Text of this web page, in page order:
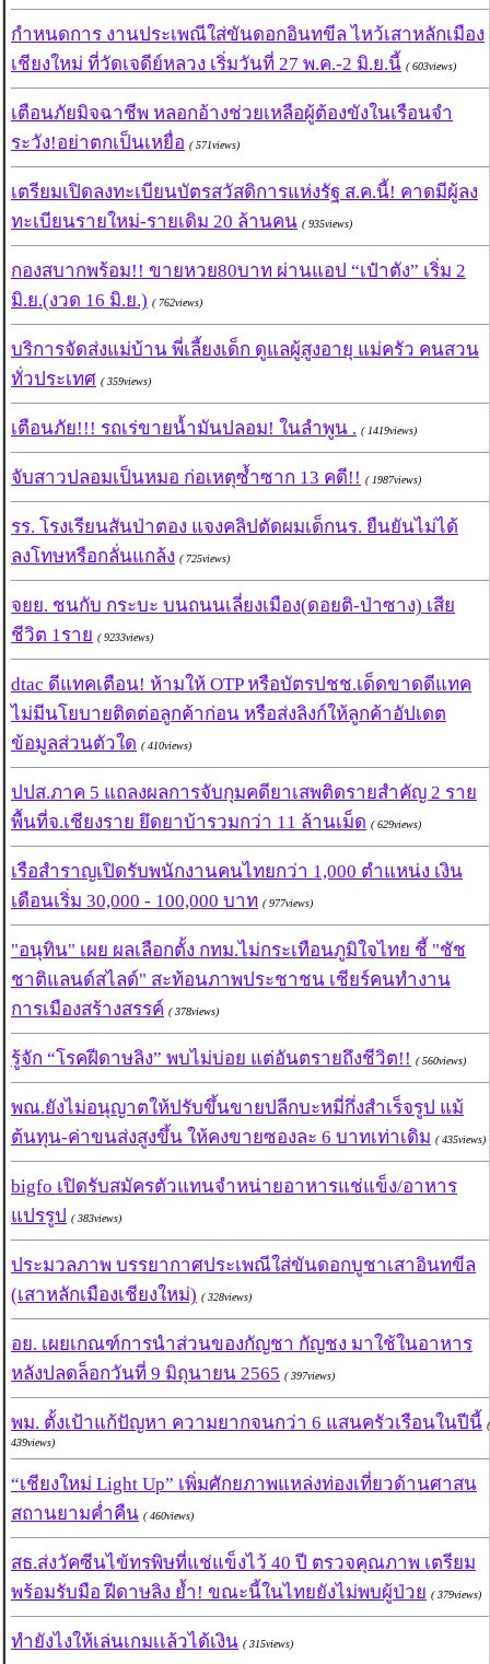
กำหนดการ งานประเพณีใส่ขันดอกอินทขีล ไหว้เสาหลักเมือง
เชียงใหม่ ที่วัดเจดีย์หลวง เริ่มวันที่ 27 พ.ค.-2 มิ.ย.นี้ ( 603views)
เตือนภัยมิจฉาชีพ หลอกอ้างช่วยเหลือผู้ต้องขังในเรือนจำ
ระวัง!อย่าตกเป็นเหยื่อ ( 571views)
เตรียมเปิดลงทะเบียนบัตรสวัสดิการแห่งรัฐ ส.ค.นี้! คาดมีผู้ลง
ทะเบียนรายใหม่-รายเดิม 20 ล้านคน ( 935views)
กองสบากพร้อม!! ขายหวย80บาท ผ่านแอป “เป๋าตัง” เริ่ม 2
มิ.ย.(งวด 16 มิ.ย.) ( 762views)
บริการจัดส่งแม่บ้าน พี่เลี้ยงเด็ก ดูแลผู้สูงอายุ แม่ครัว คนสวน
ทั่วประเทศ ( 359views)
เตือนภัย!!! รถเร่ขายน้ำมันปลอม! ในลำพูน . ( 1419views)
จับสาวปลอมเป็นหมอ ก่อเหตุซ้ำซาก 13 คดี!! ( 1987views)
รร. โรงเรียนสันป่าตอง แจงคลิปตัดผมเด็กนร. ยืนยันไม่ได้
ลงโทษหรือกลั่นแกล้ง ( 725views)
จยย. ชนกับ กระบะ บนถนนเลี่ยงเมือง(ดอยติ-ป่าซาง) เสีย
ชีวิต 1ราย ( 9233views)
dtac ดีแทคเตือน! ห้ามให้ OTP หรือบัตรปชช.เด็ดขาดดีแทค
ไม่มีนโยบายติดต่อลูกค้าก่อน หรือส่งลิงก์ให้ลูกค้าอัปเดต
ข้อมูลส่วนตัวใด ( 410views)
ปปส.ภาค 5 แถลงผลการจับกุมคดียาเสพติดรายสำคัญ 2 ราย
พื้นที่จ.เชียงราย ยึดยาบ้ารวมกว่า 11 ล้านเม็ด ( 629views)
เรือสำราญเปิดรับพนักงานคนไทยกว่า 1,000 ตำแหน่ง เงิน
เดือนเริ่ม 30,000 - 100,000 บาท ( 977views)
"อนุทิน" เผย ผลเลือกตั้ง กทม.ไม่กระเทือนภูมิใจไทย ชี้ "ชัช
ชาติแลนด์สไลด์" สะท้อนภาพประชาชน เชียร์คนทำงาน
การเมืองสร้างสรรค์ ( 378views)
รู้จัก “โรคฝีดาษลิง” พบไม่บ่อย แต่อันตรายถึงชีวิต!! ( 560views)
พณ.ยังไม่อนุญาตให้ปรับขึ้นขายปลีกบะหมี่กึ่งสำเร็จรูป แม้
ต้นทุน-ค่าขนส่งสูงขึ้น ให้คงขายซองละ 6 บาทเท่าเดิม ( 435views)
bigfo เปิดรับสมัครตัวแทนจำหน่ายอาหารแช่แข็ง/อาหาร
แปรรูป ( 383views)
ประมวลภาพ บรรยากาศประเพณีใส่ขันดอกบูชาเสาอินทขีล
(เสาหลักเมืองเชียงใหม่) ( 328views)
อย. เผยเกณฑ์การนำส่วนของกัญชา กัญชง มาใช้ในอาหาร
หลังปลดล็อกวันที่ 9 มิถุนายน 2565 ( 397views)
พม. ตั้งเป้าแก้ปัญหา ความยากจนกว่า 6 แสนครัวเรือนในปีนี้ (
439views)
“เชียงใหม่ Light Up” เพิ่มศักยภาพแหล่งท่องเที่ยวด้านศาสน
สถานยามค่ำคืน ( 460views)
สธ.ส่งวัคซีนไข้ทรพิษที่แช่แข็งไว้ 40 ปี ตรวจคุณภาพ เตรียม
พร้อมรับมือ ฝีดาษลิง ย้ำ! ขณะนี้ในไทยยังไม่พบผู้ป่วย ( 379views)
ทำยังไงให้เล่นเกมเเล้วได้เงิน ( 315views)